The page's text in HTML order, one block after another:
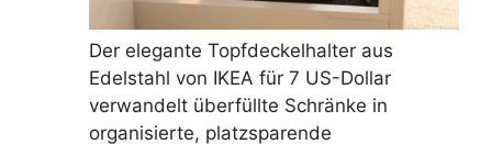
Der elegante Topfdeckelhalter aus
Edelstahl von IKEA für 7 US-Dollar
verwandelt überfüllte Schränke in
organisierte, platzsparende